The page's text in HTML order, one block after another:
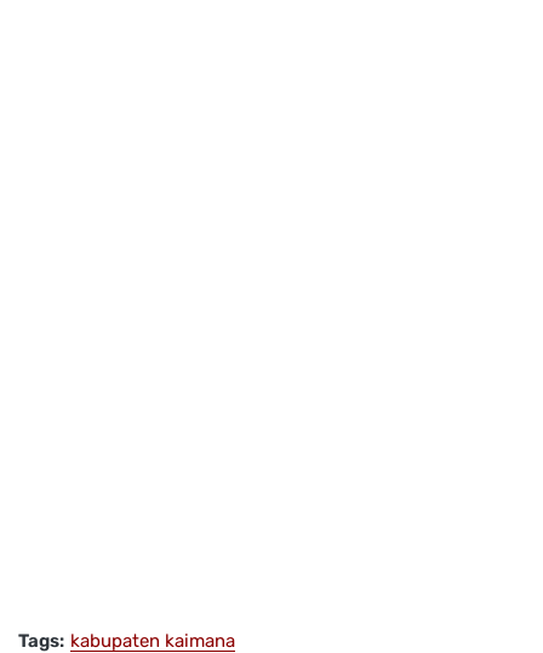
Tags: kabupaten kaimana